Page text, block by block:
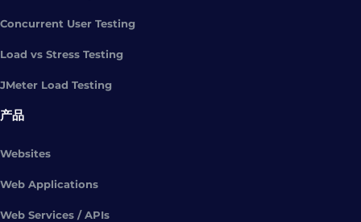
Concurrent User Testing
Load vs Stress Testing
JMeter Load Testing
产品
Websites
Web Applications
Web Services / APIs